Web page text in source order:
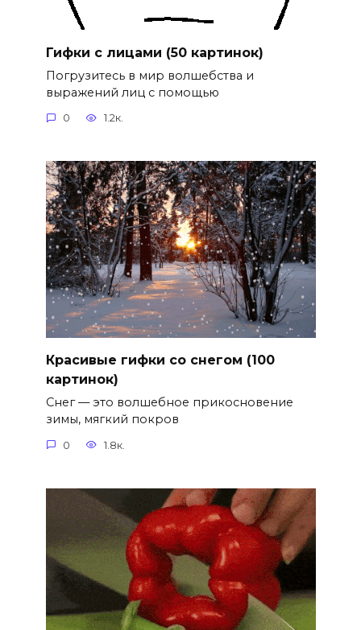
Гифки с лицами (50 картинок)
Погрузитесь в мир волшебства и
выражений лиц с помощью
0 1.2к.
Красивые гифки со снегом (100
картинок)
Снег — это волшебное прикосновение
зимы, мягкий покров
0 1.8к.